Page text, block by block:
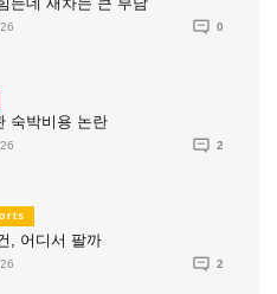
0
숙박비용 논란
2
, 어디서 팔까
2